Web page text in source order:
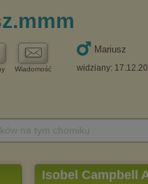
Wiadomość
Mariusz
widziany:
Isobel Campbell